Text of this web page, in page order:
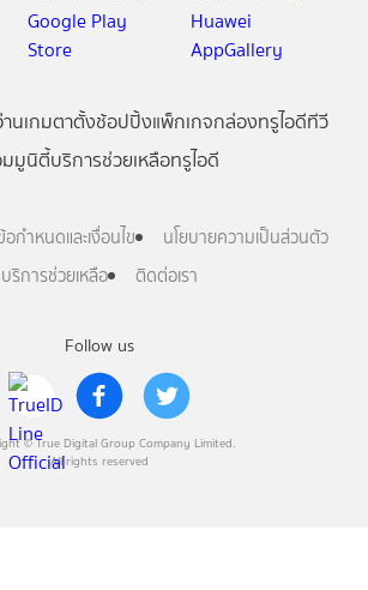
Follow us
© True Digital Group Company Limited.
All rights reserved
นเกมตาตั้งช้อปปิ้งแพ็กเกจกล่องทรูไอดีทีวี
มูนิตี้บริการช่วยเหลือทรูไอดี
อกำหนดและเงื่อนไข
นโยบายความเป็นส่วนตัว
บริการช่วยเหลือ
ติดต่อเรา